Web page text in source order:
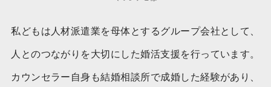
私どもは人材派遣業を母体とするグループ会社として、
人とのつながりを大切にした婚活支援を行っています。
カウンセラー自身も結婚相談所で成婚した経験があり、